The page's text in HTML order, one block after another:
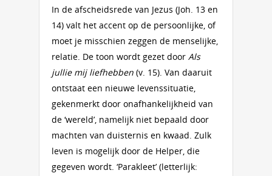
In de afscheidsrede van Jezus (Joh. 13 en
14) valt het accent op de persoonlijke, of
moet je misschien zeggen de menselijke,
relatie. De toon wordt gezet door Als
jullie mij liefhebben (v. 15). Van daaruit
ontstaat een nieuwe levenssituatie,
gekenmerkt door onafhankelijkheid van
de ‘wereld’, namelijk niet bepaald door
machten van duisternis en kwaad. Zulk
leven is mogelijk door de Helper, die
gegeven wordt. ‘Parakleet’ (letterlijk: